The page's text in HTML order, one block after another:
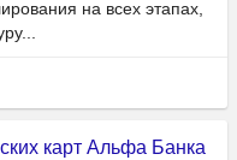
на всех этапах,
карт Альфа Банка